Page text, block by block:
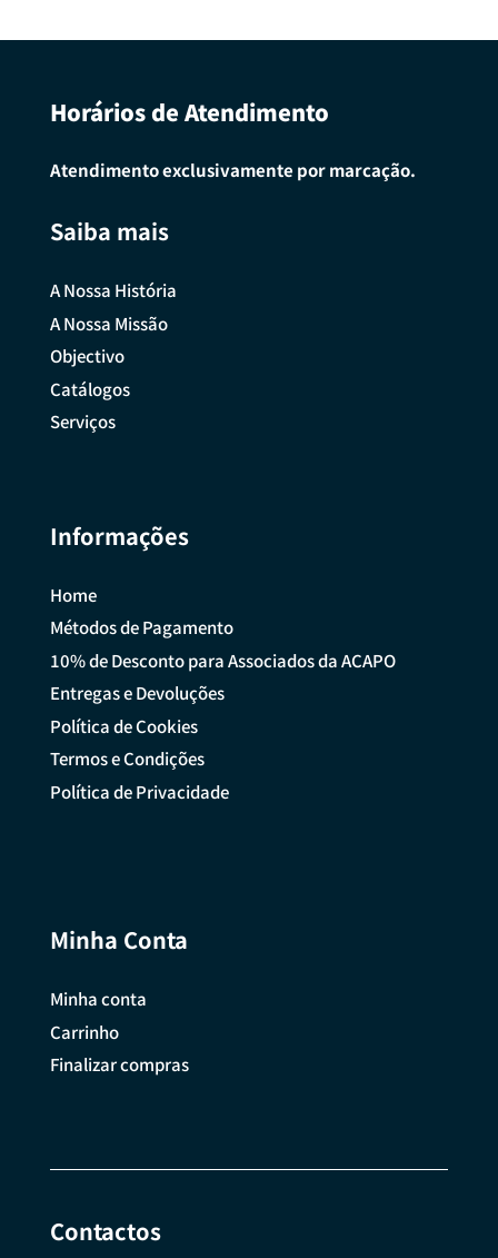
Horários de Atendimento
Atendimento exclusivamente por marcação.
Saiba mais
A Nossa História
A Nossa Missão
Objectivo
Catálogos
Serviços
Informações
Home
Métodos de Pagamento
10% de Desconto para Associados da ACAPO
Entregas e Devoluções
Política de Cookies
Termos e Condições
Política de Privacidade
Minha Conta
Minha conta
Carrinho
Finalizar compras
Contactos